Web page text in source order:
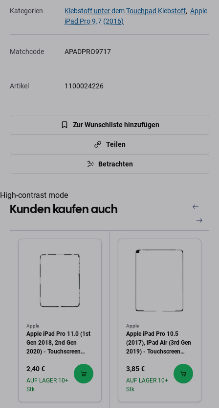
Kategorien Klebstoff unter dem Touchpad Klebstoff, Apple
iPad Pro 9.7 (2016)
Matchcode APADPRO9717
Artikel 1100024226
Zur Wunschliste hinzufügen
Teilen
Betrachten
High-contrast mode
Kunden kaufen auch
Apple
Apple iPad Pro 11.0 (1st
Gen 2018, 2nd Gen
2020) - Touchscreen
(Adhesive)
2,40 €
AUF LAGER 10+
Stk
Apple
Apple iPad Pro 10.5
(2017), iPad Air (3rd Gen
2019) - Touchscreen
(Adhesive)
3,85 €
AUF LAGER 10+
Stk